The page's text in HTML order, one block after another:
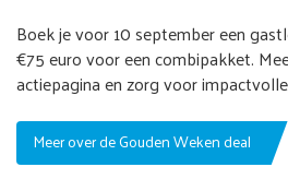
Boek je voor 10 september een
€75 euro voor een combipakket.
actiepagina en zorg voor
Meer over de Gouden Weken deal